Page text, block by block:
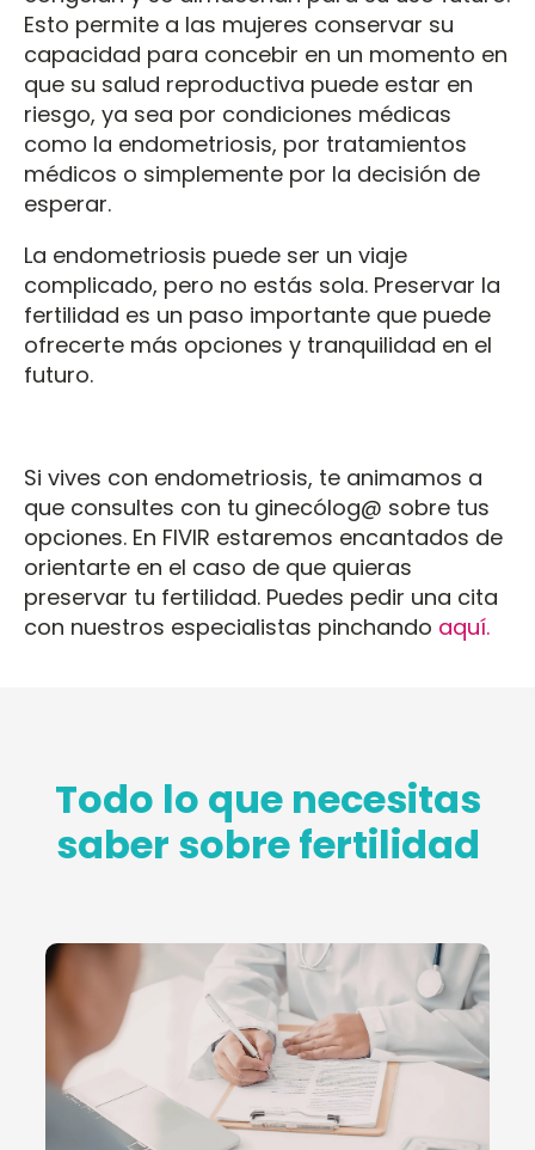
Esto permite a las mujeres conservar su
capacidad para concebir en un momento en
que su salud reproductiva puede estar en
riesgo, ya sea por condiciones médicas
como la endometriosis, por tratamientos
médicos o simplemente por la decisión de
esperar.
La endometriosis puede ser un viaje
complicado, pero no estás sola. Preservar la
fertilidad es un paso importante que puede
ofrecerte más opciones y tranquilidad en el
futuro.
Si vives con endometriosis, te animamos a
que consultes con tu ginecólog@ sobre tus
opciones. En FIVIR estaremos encantados de
orientarte en el caso de que quieras
preservar tu fertilidad. Puedes pedir una cita
con nuestros especialistas pinchando aquí.
Todo lo que necesitas
saber sobre fertilidad